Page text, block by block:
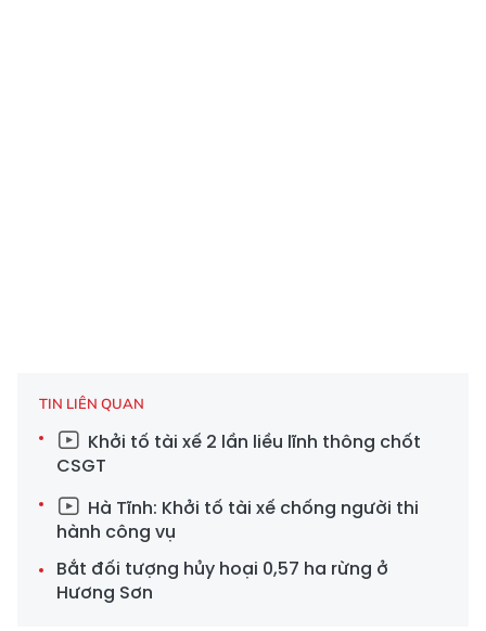
TIN LIÊN QUAN
Khởi tố tài xế 2 lần liều lĩnh thông chốt
CSGT
Hà Tĩnh: Khởi tố tài xế chống người thi
hành công vụ
Bắt đối tượng hủy hoại 0,57 ha rừng ở
Hương Sơn